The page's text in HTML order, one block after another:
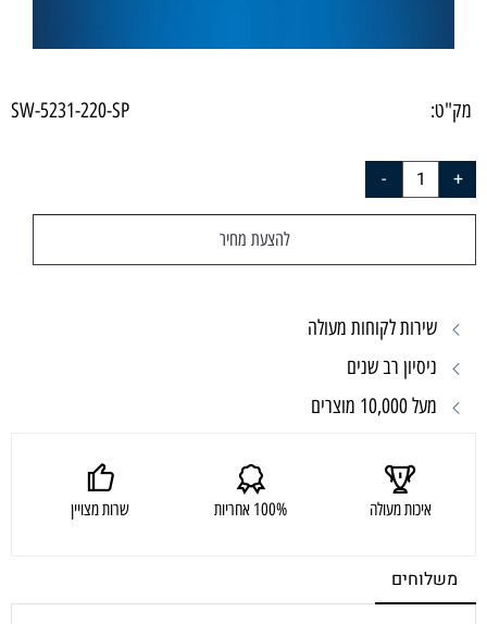
מק"ט: SW-5231-220-SP
להצעת מחיר
שירות לקוחות מעולה
ניסיון רב שנים
מעל 10,000 מוצרים
איכות מעולה 100% אחריות שרות מצויין
משלוחים